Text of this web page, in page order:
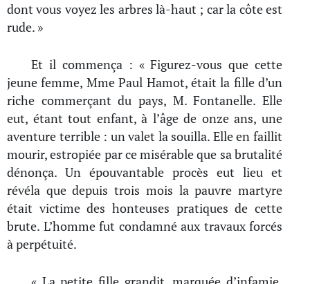
dont vous voyez les arbres là-haut ; car la côte est
rude. »
Et il commença : « Figurez-vous que cette
jeune femme, Mme Paul Hamot, était la fille d’un
riche commerçant du pays, M. Fontanelle. Elle
eut, étant tout enfant, à l’âge de onze ans, une
aventure terrible : un valet la souilla. Elle en faillit
mourir, estropiée par ce misérable que sa brutalité
dénonça. Un épouvantable procès eut lieu et
révéla que depuis trois mois la pauvre martyre
était victime des honteuses pratiques de cette
brute. L’homme fut condamné aux travaux forcés
à perpétuité.